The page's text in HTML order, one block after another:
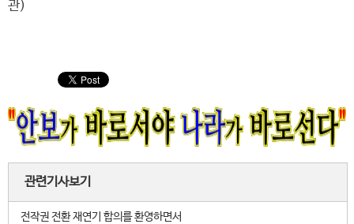
관)
관련기사보기
전작권 전환 재연기 합의를 환영하면서